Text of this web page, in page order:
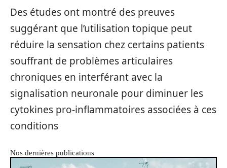
Des études ont montré des preuves
suggérant que l’utilisation topique peut
réduire la sensation chez certains patients
souffrant de problèmes articulaires
chroniques en interférant avec la
signalisation neuronale pour diminuer les
cytokines pro-inflammatoires associées à ces
conditions
Nos dernières publications